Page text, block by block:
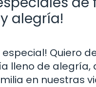
alegría!
especial! Quiero
lleno de
en nuestras